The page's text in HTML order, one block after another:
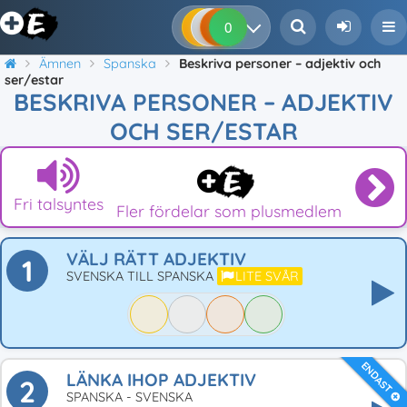
0 0 0
Ämnen Spanska
Beskriva personer – adjektiv och
ser/estar
BESKRIVA PERSONER – ADJEKTIV
OCH SER/ESTAR
Fri talsyntes Fler fördelar som plusmedlem
1 VÄLJ RÄTT ADJEKTIV
SVENSKA TILL SPANSKA LITE SVÅR
ENDAST
2 LÄNKA IHOP ADJEKTIV
SPANSKA - SVENSKA